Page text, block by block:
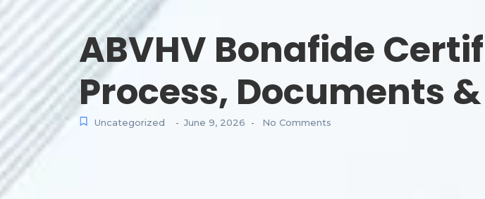
ABVHV Bonafide
Process, Documents
Uncategorized - June 9, 2026 - No Comments